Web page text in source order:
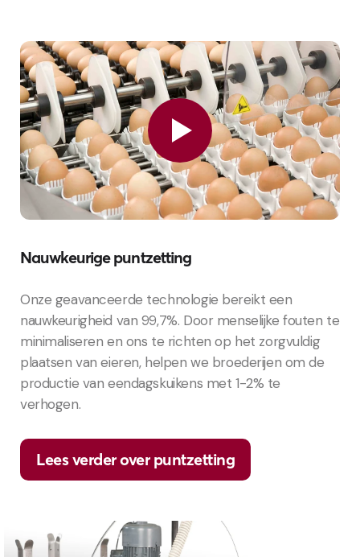
Nauwkeurige puntzetting
Onze geavanceerde technologie bereikt een
nauwkeurigheid van 99,7%. Door menselijke fouten te
minimaliseren en ons te richten op het zorgvuldig
plaatsen van eieren, helpen we broederijen om de
productie van eendagskuikens met 1-2% te
verhogen.
Lees verder over puntzetting